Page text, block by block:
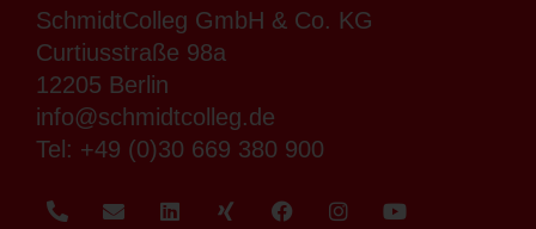
SchmidtColleg GmbH & Co. KG
Curtiusstraße 98a
12205 Berlin
info@schmidtcolleg.de
Tel: +49 (0)30 669 380 900